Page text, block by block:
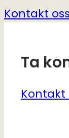
Kontakt
Ta
Kontakt